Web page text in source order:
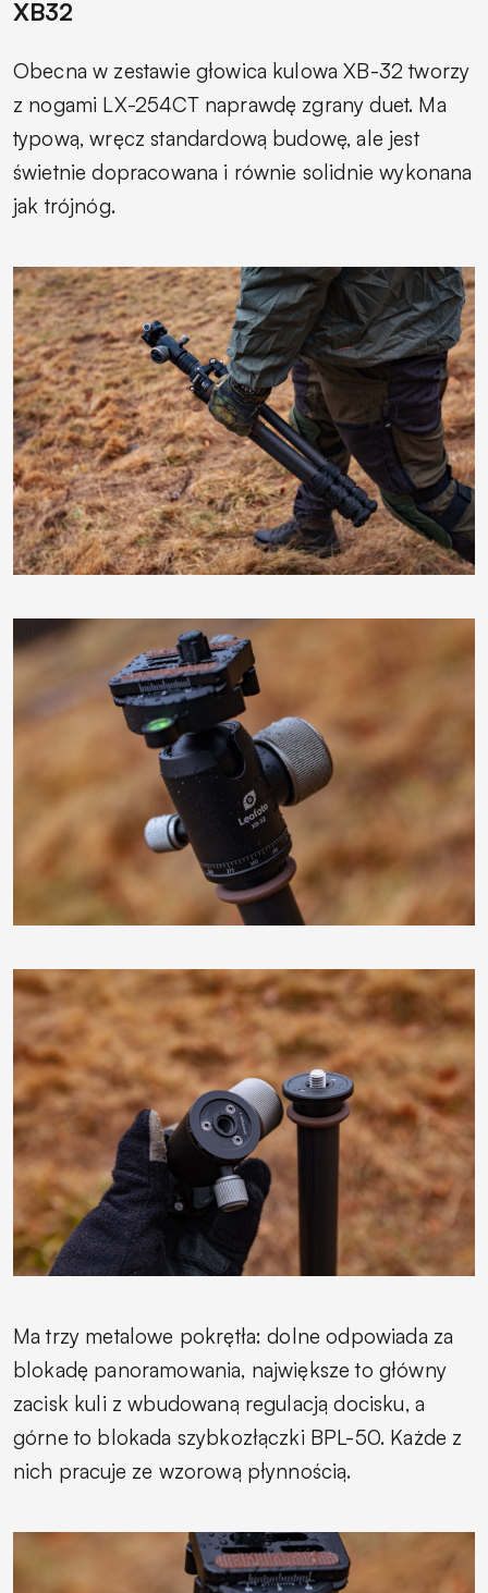
XB32
Obecna w zestawie głowica kulowa XB-32 tworzy
z nogami LX-254CT naprawdę zgrany duet. Ma
typową, wręcz standardową budowę, ale jest
świetnie dopracowana i równie solidnie wykonana
jak trójnóg.
Ma trzy metalowe pokrętła: dolne odpowiada za
blokadę panoramowania, największe to główny
zacisk kuli z wbudowaną regulacją docisku, a
górne to blokada szybkozłączki BPL-50. Każde z
nich pracuje ze wzorową płynnością.